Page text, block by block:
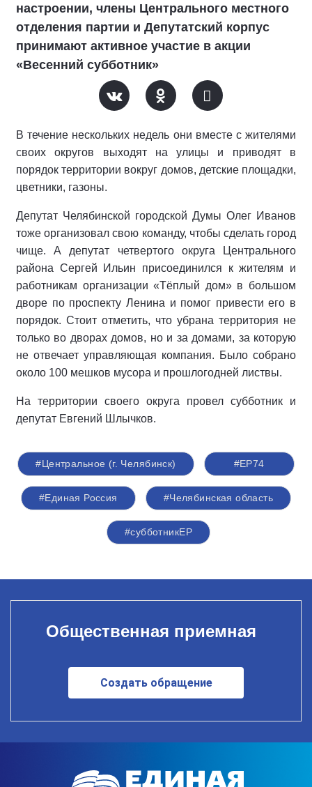
настроении, члены Центрального местного
отделения партии и Депутатский корпус
принимают активное участие в акции
«Весенний субботник»
В течение нескольких недель они вместе с жителями
своих округов выходят на улицы и приводят в
порядок территории вокруг домов, детские площадки,
цветники, газоны.
Депутат Челябинской городской Думы Олег Иванов
тоже организовал свою команду, чтобы сделать город
чище. А депутат четвертого округа Центрального
района Сергей Ильин присоединился к жителям и
работникам организации «Тёплый дом» в большом
дворе по проспекту Ленина и помог привести его в
порядок. Стоит отметить, что убрана территория не
только во дворах домов, но и за домами, за которую
не отвечает управляющая компания. Было собрано
около 100 мешков мусора и прошлогодней листвы.
На территории своего округа провел субботник и
депутат Евгений Шлычков.
#Центральное (г. Челябинск) #ЕР74
#Единая Россия #Челябинская область
#субботникЕР
Общественная приемная
Создать обращение